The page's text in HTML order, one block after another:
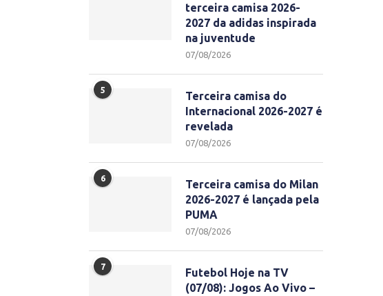
terceira camisa 2026-
2027 da adidas inspirada
na juventude
07/08/2026
5
Terceira camisa do
Internacional 2026-2027 é
revelada
07/08/2026
6
Terceira camisa do Milan
2026-2027 é lançada pela
PUMA
07/08/2026
7
Futebol Hoje na TV
(07/08): Jogos Ao Vivo –